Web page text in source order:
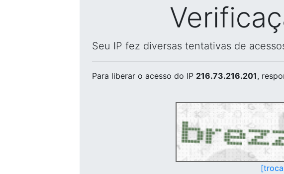
Seu IP fez diversas tentativas de
Para liberar o acesso do IP 216.73.216.201,